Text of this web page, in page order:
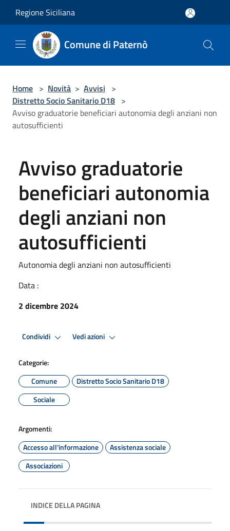
Regione Siciliana
Comune di Paternò
Home > Novità > Avvisi >
Distretto Socio Sanitario D18 >
Avviso graduatorie beneficiari autonomia degli anziani non
autosufficienti
Avviso graduatorie
beneficiari autonomia
degli anziani non
autosufficienti
Autonomia degli anziani non autosufficienti
Data :
2 dicembre 2024
Condividi Vedi azioni
Categorie:
Comune
Distretto Socio Sanitario D18
Sociale
Argomenti:
Accesso all'informazione
Assistenza sociale
Associazioni
INDICE DELLA PAGINA